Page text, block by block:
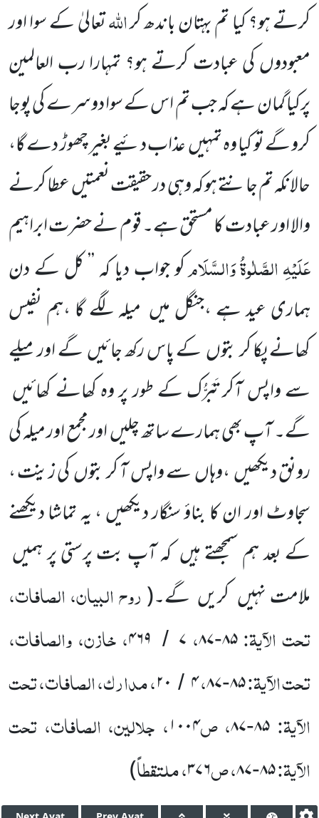
کرتے ہو؟ کیا تم بہتان باندھ کراللہتعالیٰ کے سوا اور
معبودوں کی عبادت کرتے ہو؟ تمہارا رب العالمین
پرکیا گمان ہے کہ جب تم اس کے سوا دوسرے کی پوجا
کرو گے تو کیا وہ تمہیںعذاب دئیے بغیر چھوڑ دے گا،
حالانکہ تم جانتے ہو کہ وہی در حقیقت نعمتیںعطا کرنے
والا اور عبادت کا مستحق ہے۔ قوم نے حضرت ابراہیم
عَلَیْہِالصَّلٰوۃُوَالسَّلَامکو جواب دیا کہ’’ کل کے دن
ہماری عید ہے ،جنگل میں میلہ لگے گا ،ہم نفیس
کھانے پکا کر بتوںکے پاس رکھ جائیںگے اور میلے
سے واپس آکر تَبَرُّک کے طور پر وہ کھانے کھائیں
گے۔ آپ بھی ہمارے ساتھ چلیںاور مجمع اور میلہ کی
رونق دیکھیں،وہاںسے واپس آ کر بتوںکی زینت ،
سجاوٹ اور ان کا بناؤ سنگار دیکھیں ، یہ تماشا دیکھنے
کے بعد ہم سمجھتے ہیں کہ آپ بت پرستی پر ہمیں
ملامت نہیں کریں گے۔(روح البیان، الصافات،
تحت الآیۃ:۸۵-۸۷، ۷ / ۴۶۹، خازن، والصافات،
تحت الآیۃ:۸۵-۸۷،۴ / ۲۰، مدارک، الصافات، تحت
الآیۃ: ۸۵-۸۷، ص۱۰۰۴، جلالین، الصافات، تحت
الآیۃ:۸۵-۸۷، ص۳۷۶، ملتقطاً)